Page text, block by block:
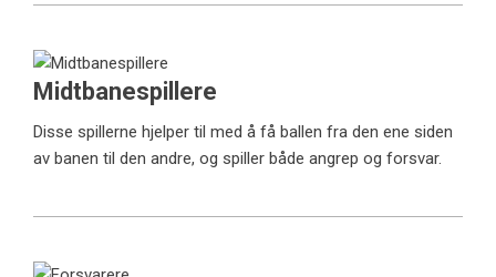
Midtbanespillere
Disse spillerne hjelper til med å få ballen fra den ene siden
av banen til den andre, og spiller både angrep og forsvar.